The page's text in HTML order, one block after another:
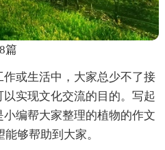
篇
或生活中，大家总少不了接
实现文化交流的目的。写起
编帮大家整理的植物的作文
够帮助到大家。